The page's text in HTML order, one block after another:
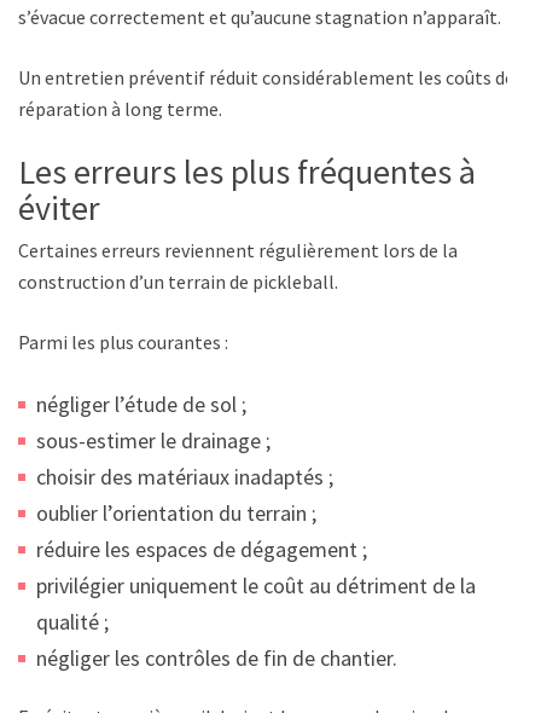
s’évacue correctement et qu’aucune stagnation n’apparaît.
Un entretien préventif réduit considérablement les coûts de
réparation à long terme.
Les erreurs les plus fréquentes à
éviter
Certaines erreurs reviennent régulièrement lors de la
construction d’un terrain de pickleball.
Parmi les plus courantes :
négliger l’étude de sol ;
sous-estimer le drainage ;
choisir des matériaux inadaptés ;
oublier l’orientation du terrain ;
réduire les espaces de dégagement ;
privilégier uniquement le coût au détriment de la
qualité ;
négliger les contrôles de fin de chantier.